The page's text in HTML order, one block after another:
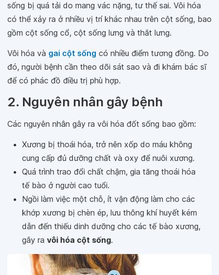
sống bị quá tải do mang vác nặng, tư thế sai. Vôi hóa
có thể xảy ra ở nhiều vị trí khác nhau trên cột sống, bao
gồm cột sống cổ, cột sống lưng và thắt lưng.
Vôi hóa và gai cột sống có nhiều điểm tương đồng. Do
đó, người bệnh cần theo dõi sát sao và đi khám bác sĩ
để có phác đồ điều trị phù hợp.
2. Nguyên nhân gây bệnh
Các nguyên nhân gây ra vôi hóa đốt sống bao gồm:
Xương bị thoái hóa, trở nên xốp do máu không
cung cấp đủ dưỡng chất và oxy để nuôi xương.
Quá trình trao đổi chất chậm, gia tăng thoái hóa
tế bào ở người cao tuổi.
Ngồi làm việc một chỗ, ít vận động làm cho các
khớp xương bị chèn ép, lưu thông khí huyết kém
dẫn đến thiếu dinh dưỡng cho các tế bào xương,
gây ra vôi hóa cột sống.